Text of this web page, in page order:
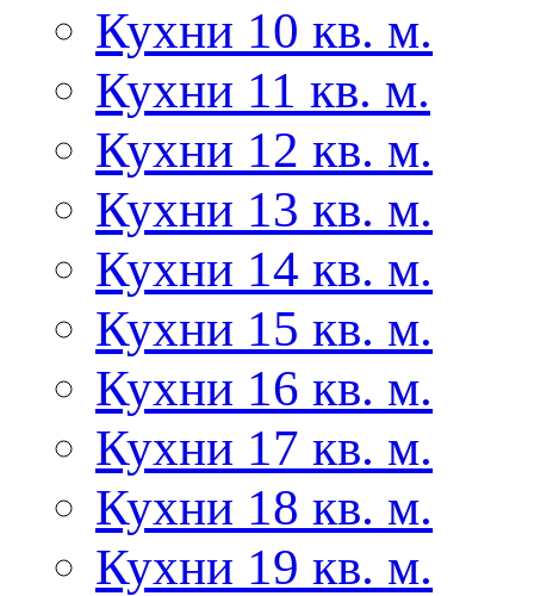
Кухни 10 кв. м.
Кухни 11 кв. м.
Кухни 12 кв. м.
Кухни 13 кв. м.
Кухни 14 кв. м.
Кухни 15 кв. м.
Кухни 16 кв. м.
Кухни 17 кв. м.
Кухни 18 кв. м.
Кухни 19 кв. м.